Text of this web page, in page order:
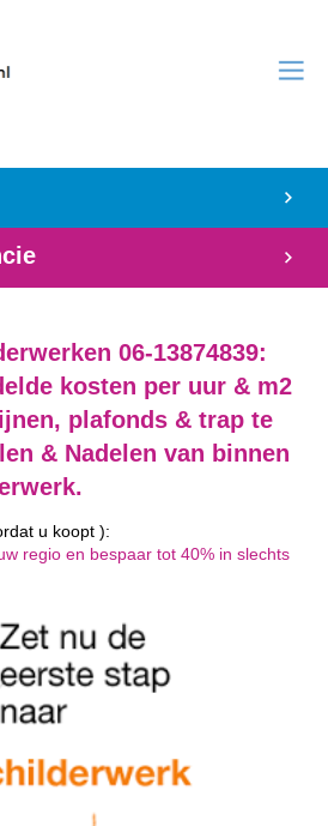
06-13874839:
kosten per uur & m2
plafonds & trap te
& Nadelen van binnen
u koopt ):
regio en bespaar tot 40% in slechts